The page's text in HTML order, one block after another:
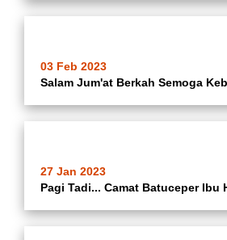
03 Feb 2023
27 Jan 2023